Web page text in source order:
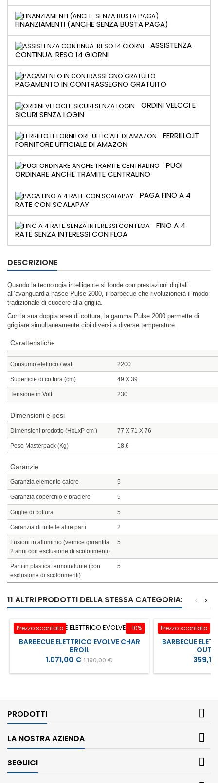
FINANZIAMENTI (ANCHE SENZA BUSTA PAGA)
ASSISTENZA
CONTINUA. RESO 14 GIORNI
PAGAMENTO IN CONTRASSEGNO GRATUITO
ORDINI VELOCI E
SICURI SENZA LOGIN
FERRILLO.IT
FORNITORE UFFICIALE DI AMAZON
PUOI
ORDINARE ANCHE TRAMITE CENTRALINO
PAGA FINO A 4
RATE CON SCALAPAY
FINO A 4
RATE SENZA INTERESSI CON FLOA
DESCRIZIONE
Quando la tecnologia intelligente si fonde con prestazioni digitali
all’avanguardia nasce Pulse 2000, il barbecue che rivoluzionerà il modo
tradizionale di cuocere alla griglia.
Con la sua doppia area di cottura, la gamma Pulse 2000 permette di
grigliare simultaneamente cibi diversi a diverse temperature.
Caratteristiche
Consumo elettrico / watt 2200
Superficie di cottura (cm) 49 X 39
Tensione in Volt 230
Dimensioni e pesi
Dimensioni prodotto (HxLxP cm ) 77 X 71 X 76
Peso Masterpack (Kg) 18.6
Garanzie
Garanzia elemento calore 5
Garanzia coperchio e braciere 5
Griglie di cottura 5
Garanzia di tutte le altre parti 2
Fusioni in alluminio (vernice garantita
2 anni con esclusione di scolorimenti)
5
Parti in plastica termoindurite (con
esclusione di scolorimenti)
5
11 ALTRI PRODOTTI DELLA STESSA CATEGORIA: >
<
-10%
Prezzo scontato
BARBECUE ELETTRICO EVOLVE CHAR
BROIL
Prezzo
1.071,00 € Prezzo
base
1.190,00 €
Prezzo scontato
BARBECUE
Prezzo
PRODOTTI 
LA NOSTRA AZIENDA 
SEGUICI 